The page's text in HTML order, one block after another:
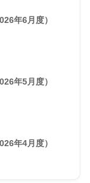
年6月度）
年5月度）
年4月度）